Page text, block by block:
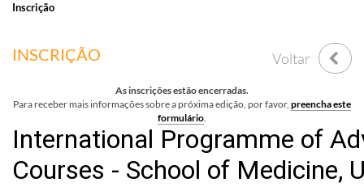
Inscrição
INSCRIÇÃO Voltar
As inscrições estão encerradas.
Para receber mais informações sobre a próxima edição, por favor, preencha este
formulário.